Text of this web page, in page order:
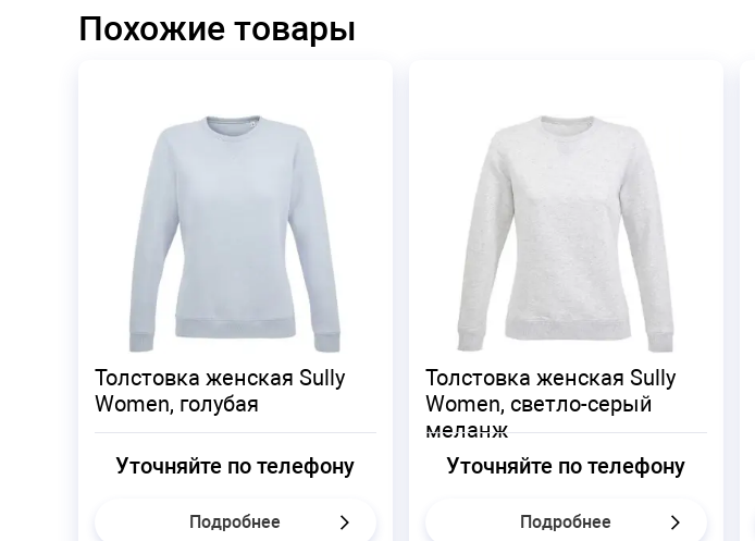
Похожие товары
Толстовка женская Sully
Women, голубая
Уточняйте по телефону
Подробнее
Толстовка женская Sully
Women, светло-серый
меланж
Уточняйте по телефону
Подробнее